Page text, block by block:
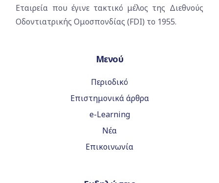
Εταιρεία που έγινε τακτικό μέλος της Διεθνούς
Οδοντιατρικής Ομοσπονδίας (FDI) το 1955.
Μενού
Περιοδικό
Επιστημονικά άρθρα
e-Learning
Νέα
Επικοινωνία